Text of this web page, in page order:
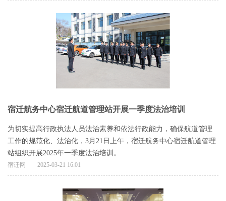
宿迁航务中心宿迁航道管理站开展一季度法治培训
为切实提高行政执法人员法治素养和依法行政能力，确保航道管理
工作的规范化、法治化，3月21日上午，宿迁航务中心宿迁航道管理
站组织开展2025年一季度法治培训。
宿迁网 2025-03-21 16:01